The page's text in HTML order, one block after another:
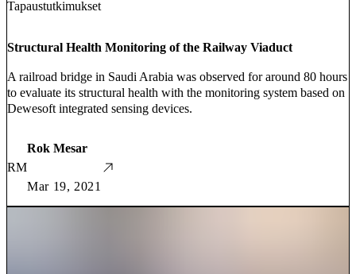
Tapaustutkimukset
Structural Health Monitoring of the Railway Viaduct
A railroad bridge in Saudi Arabia was observed for around 80 hours
to evaluate its structural health with the monitoring system based on
Dewesoft integrated sensing devices.
RM
Rok Mesar
Mar 19, 2021